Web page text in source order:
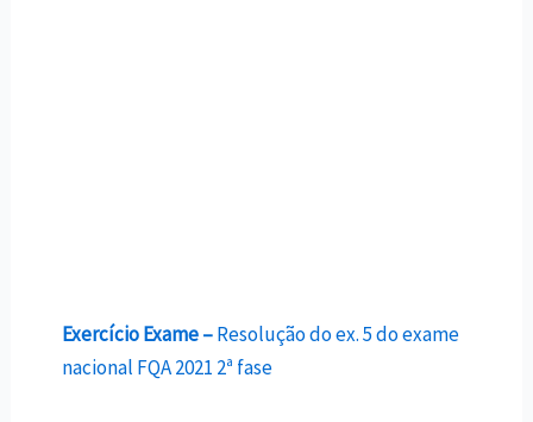
Exercício Exame –Resolução do ex. 5 do exame
nacional FQA 2021 2ª fase